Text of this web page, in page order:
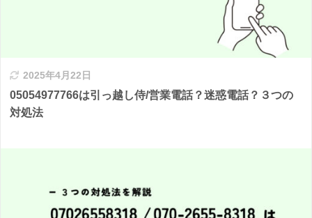
2025年4月22日
05054977766は引っ越し侍/営業電話？迷惑電話？３つの
対処法